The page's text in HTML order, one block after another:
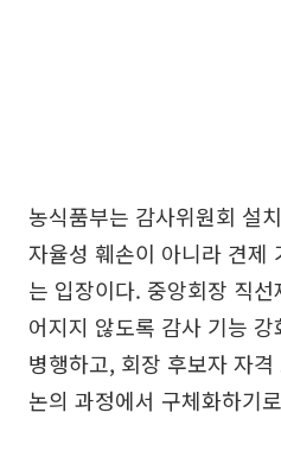
농식품부는 감사위원회 설
자율성 훼손이 아니라 견제
는 입장이다. 중앙회장 직
어지지 않도록 감사 기능
병행하고, 회장 후보자 자
논의 과정에서 구체화하기